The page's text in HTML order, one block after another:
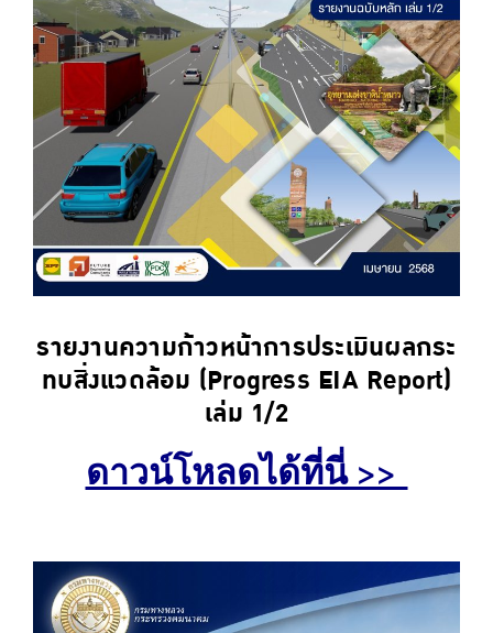
รายงานความก้าวหน้าการประเมินผลกระ
ทบสิ่งแวดล้อม (Progress EIA Report)
เล่ม 1/2
ดาวน์โหลดได้ที่นี่ >>